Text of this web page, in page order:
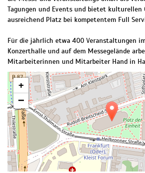
Tagungen und Events und bietet kulturellen
ausreichend Platz bei kompetentem Full
Für die jährlich etwa 400 Veranstaltungen
Konzerthalle und auf dem Messegelände
Mitarbeiterinnen und Mitarbeiter Hand in
+
−